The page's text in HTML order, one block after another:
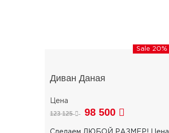
Sale 20%
Диван Даная
123 125 98 500